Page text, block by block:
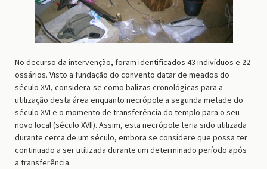
No decurso da intervenção, foram identificados 43 indivíduos e 22
ossários. Visto a fundação do convento datar de meados do
século XVI, considera-se como balizas cronológicas para a
utilização desta área enquanto necrópole a segunda metade do
século XVI e o momento de transferência do templo para o seu
novo local (século XVII). Assim, esta necrópole teria sido utilizada
durante cerca de um século, embora se considere que possa ter
continuado a ser utilizada durante um determinado período após
a transferência.